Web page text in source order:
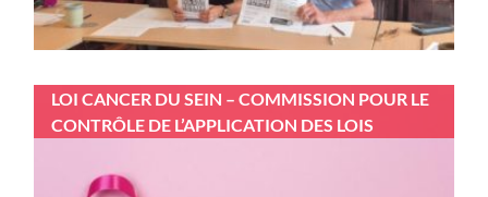
LOI CANCER DU SEIN – COMMISSION POUR LE
CONTRÔLE DE L’APPLICATION DES LOIS